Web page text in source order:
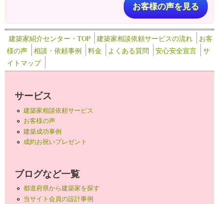
お客様の声を見る
建築家紹介センター・TOP 建築家相談依頼サービスの流れ
お客
様の声
相談・依頼事例 料金 よくある質問 安心安全宣言
サ
イトマップ
サービス
建築家相談依頼サービス
お客様の声
建築成功事例
成約お祝いプレゼント
ブログなど一覧
都道府県から建築家を探す
当サイト会員の設計事例